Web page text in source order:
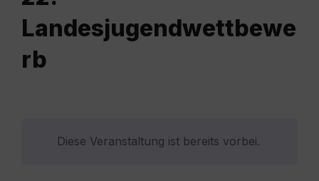
Landesjugendwettbewe
rb
Diese Veranstaltung ist bereits vorbei.